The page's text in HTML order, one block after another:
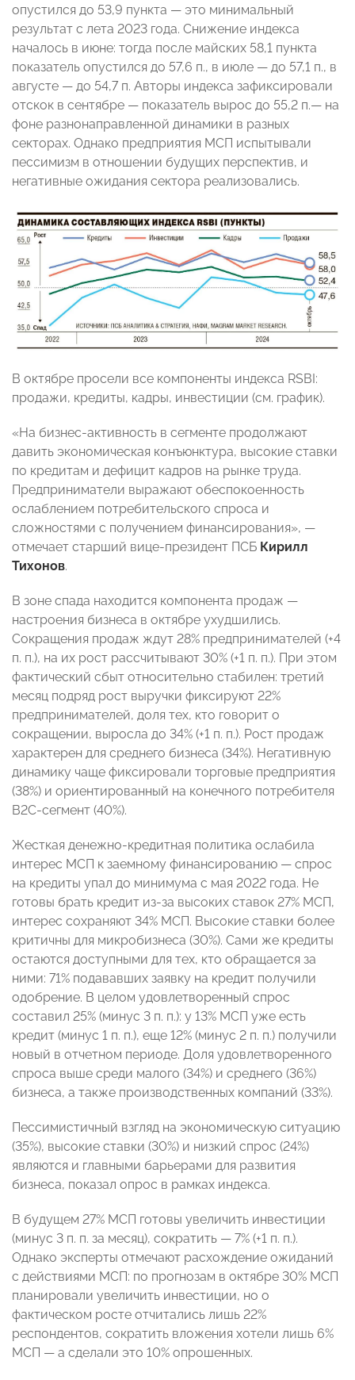
опустился до 53,9 пункта — это минимальный
результат с лета 2023 года. Снижение индекса
началось в июне: тогда после майских 58,1 пункта
показатель опустился до 57,6 п., в июле — до 57,1 п., в
августе — до 54,7 п. Авторы индекса зафиксировали
отскок в сентябре — показатель вырос до 55,2 п.— на
фоне разнонаправленной динамики в разных
секторах. Однако предприятия МСП испытывали
пессимизм в отношении будущих перспектив, и
негативные ожидания сектора реализовались.
В октябре просели все компоненты индекса RSBI:
продажи, кредиты, кадры, инвестиции (см. график).
«На бизнес-активность в сегменте продолжают
давить экономическая конъюнктура, высокие ставки
по кредитам и дефицит кадров на рынке труда.
Предприниматели выражают обеспокоенность
ослаблением потребительского спроса и
сложностями с получением финансирования», —
отмечает старший вице-президент ПСБ Кирилл
Тихонов.
В зоне спада находится компонента продаж —
настроения бизнеса в октябре ухудшились.
Сокращения продаж ждут 28% предпринимателей (+4
п. п.), на их рост рассчитывают 30% (+1 п. п.). При этом
фактический сбыт относительно стабилен: третий
месяц подряд рост выручки фиксируют 22%
предпринимателей, доля тех, кто говорит о
сокращении, выросла до 34% (+1 п. п.). Рост продаж
характерен для среднего бизнеса (34%). Негативную
динамику чаще фиксировали торговые предприятия
(38%) и ориентированный на конечного потребителя
В2С-сегмент (40%).
Жесткая денежно-кредитная политика ослабила
интерес МСП к заемному финансированию — спрос
на кредиты упал до минимума с мая 2022 года. Не
готовы брать кредит из-за высоких ставок 27% МСП,
интерес сохраняют 34% МСП. Высокие ставки более
критичны для микробизнеса (30%). Сами же кредиты
остаются доступными для тех, кто обращается за
ними: 71% подававших заявку на кредит получили
одобрение. В целом удовлетворенный спрос
составил 25% (минус 3 п. п.): у 13% МСП уже есть
кредит (минус 1 п. п.), еще 12% (минус 2 п. п.) получили
новый в отчетном периоде. Доля удовлетворенного
спроса выше среди малого (34%) и среднего (36%)
бизнеса, а также производственных компаний (33%).
Пессимистичный взгляд на экономическую ситуацию
(35%), высокие ставки (30%) и низкий спрос (24%)
являются и главными барьерами для развития
бизнеса, показал опрос в рамках индекса.
В будущем 27% МСП готовы увеличить инвестиции
(минус 3 п. п. за месяц), сократить — 7% (+1 п. п.).
Однако эксперты отмечают расхождение ожиданий
с действиями МСП: по прогнозам в октябре 30% МСП
планировали увеличить инвестиции, но о
фактическом росте отчитались лишь 22%
респондентов, сократить вложения хотели лишь 6%
МСП — а сделали это 10% опрошенных.